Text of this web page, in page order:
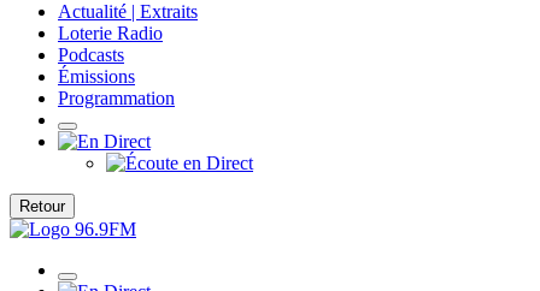
Actualité | Extraits
Loterie Radio
Podcasts
Émissions
Programmation
Retour